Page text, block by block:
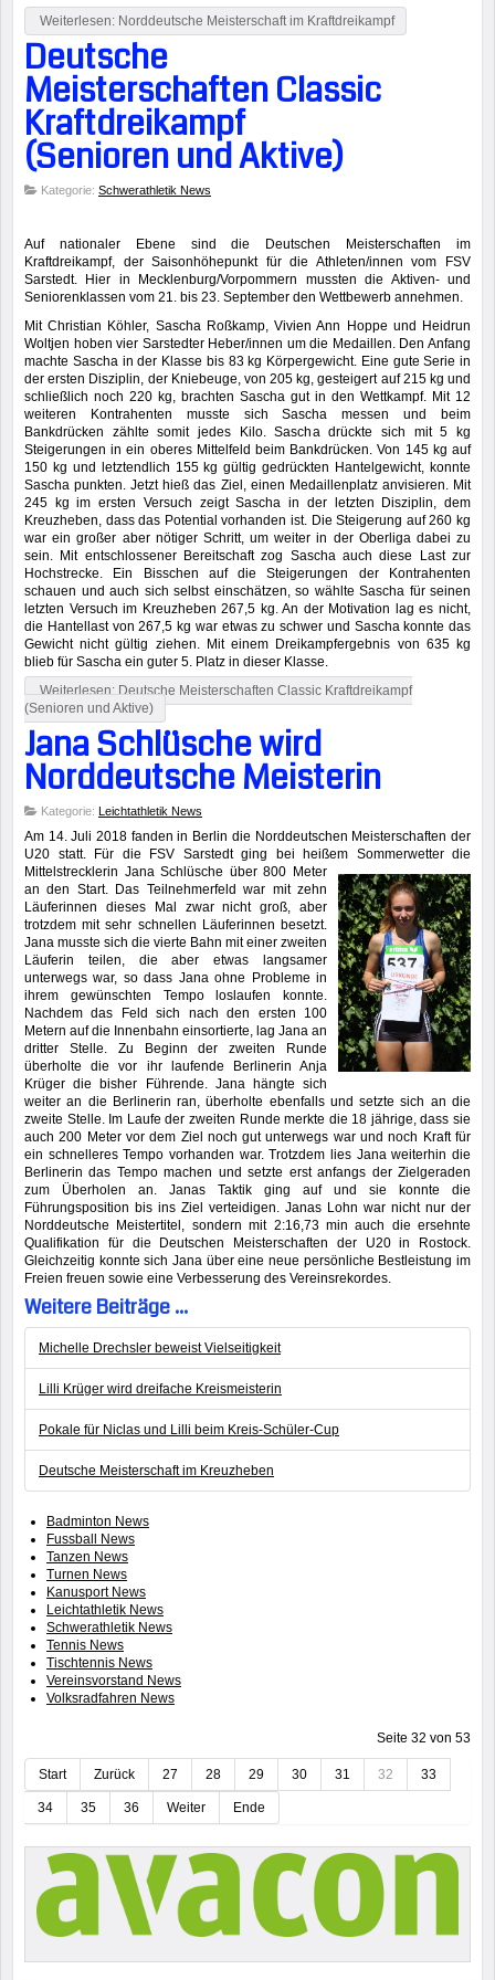
Weiterlesen: Norddeutsche Meisterschaft im Kraftdreikampf
Deutsche
Meisterschaften Classic
Kraftdreikampf
(Senioren und Aktive)
Kategorie: Schwerathletik News
Auf nationaler Ebene sind die Deutschen Meisterschaften im
Kraftdreikampf, der Saisonhöhepunkt für die Athleten/innen vom FSV
Sarstedt. Hier in Mecklenburg/Vorpommern mussten die Aktiven- und
Seniorenklassen vom 21. bis 23. September den Wettbewerb annehmen.
Mit Christian Köhler, Sascha Roßkamp, Vivien Ann Hoppe und Heidrun
Woltjen hoben vier Sarstedter Heber/innen um die Medaillen. Den Anfang
machte Sascha in der Klasse bis 83 kg Körpergewicht. Eine gute Serie in
der ersten Disziplin, der Kniebeuge, von 205 kg, gesteigert auf 215 kg und
schließlich noch 220 kg, brachten Sascha gut in den Wettkampf. Mit 12
weiteren Kontrahenten musste sich Sascha messen und beim
Bankdrücken zählte somit jedes Kilo. Sascha drückte sich mit 5 kg
Steigerungen in ein oberes Mittelfeld beim Bankdrücken. Von 145 kg auf
150 kg und letztendlich 155 kg gültig gedrückten Hantelgewicht, konnte
Sascha punkten. Jetzt hieß das Ziel, einen Medaillenplatz anvisieren. Mit
245 kg im ersten Versuch zeigt Sascha in der letzten Disziplin, dem
Kreuzheben, dass das Potential vorhanden ist. Die Steigerung auf 260 kg
war ein großer aber nötiger Schritt, um weiter in der Oberliga dabei zu
sein. Mit entschlossener Bereitschaft zog Sascha auch diese Last zur
Hochstrecke. Ein Bisschen auf die Steigerungen der Kontrahenten
schauen und auch sich selbst einschätzen, so wählte Sascha für seinen
letzten Versuch im Kreuzheben 267,5 kg. An der Motivation lag es nicht,
die Hantellast von 267,5 kg war etwas zu schwer und Sascha konnte das
Gewicht nicht gültig ziehen. Mit einem Dreikampfergebnis von 635 kg
blieb für Sascha ein guter 5. Platz in dieser Klasse.
Weiterlesen: Deutsche Meisterschaften Classic Kraftdreikampf
(Senioren und Aktive)
Jana Schlüsche wird
Norddeutsche Meisterin
Kategorie: Leichtathletik News
Am 14. Juli 2018 fanden in Berlin die Norddeutschen Meisterschaften der
U20 statt. Für die FSV Sarstedt ging bei heißem Sommerwetter die
Mittelstrecklerin Jana Schlüsche über 800 Meter
an den Start. Das Teilnehmerfeld war mit zehn
Läuferinnen dieses Mal zwar nicht groß, aber
trotzdem mit sehr schnellen Läuferinnen besetzt.
Jana musste sich die vierte Bahn mit einer zweiten
Läuferin teilen, die aber etwas langsamer
unterwegs war, so dass Jana ohne Probleme in
ihrem gewünschten Tempo loslaufen konnte.
Nachdem das Feld sich nach den ersten 100
Metern auf die Innenbahn einsortierte, lag Jana an
dritter Stelle. Zu Beginn der zweiten Runde
überholte die vor ihr laufende Berlinerin Anja
Krüger die bisher Führende. Jana hängte sich
weiter an die Berlinerin ran, überholte ebenfalls und setzte sich an die
zweite Stelle. Im Laufe der zweiten Runde merkte die 18 jährige, dass sie
auch 200 Meter vor dem Ziel noch gut unterwegs war und noch Kraft für
ein schnelleres Tempo vorhanden war. Trotzdem lies Jana weiterhin die
Berlinerin das Tempo machen und setzte erst anfangs der Zielgeraden
zum Überholen an. Janas Taktik ging auf und sie konnte die
Führungsposition bis ins Ziel verteidigen. Janas Lohn war nicht nur der
Norddeutsche Meistertitel, sondern mit 2:16,73 min auch die ersehnte
Qualifikation für die Deutschen Meisterschaften der U20 in Rostock.
Gleichzeitig konnte sich Jana über eine neue persönliche Bestleistung im
Freien freuen sowie eine Verbesserung des Vereinsrekordes.
Weitere Beiträge ...
Michelle Drechsler beweist Vielseitigkeit
Lilli Krüger wird dreifache Kreismeisterin
Pokale für Niclas und Lilli beim Kreis-Schüler-Cup
Deutsche Meisterschaft im Kreuzheben
Badminton News
Fussball News
Tanzen News
Turnen News
Kanusport News
Leichtathletik News
Schwerathletik News
Tennis News
Tischtennis News
Vereinsvorstand News
Volksradfahren News
Seite 32 von 53
Start Zurück 27 28 29 30 31 32 33
34 35 36 Weiter Ende